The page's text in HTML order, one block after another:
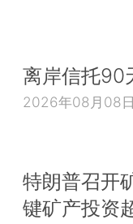
离岸信托90
2026年08月08日
特朗普召开
键矿产投资